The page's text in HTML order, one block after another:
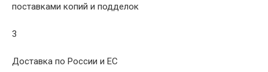
поставками копий и подделок
3
Доставка по России и ЕС